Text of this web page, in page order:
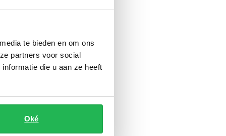
te bieden en om ons
partners voor social
die u aan ze heeft
Oké